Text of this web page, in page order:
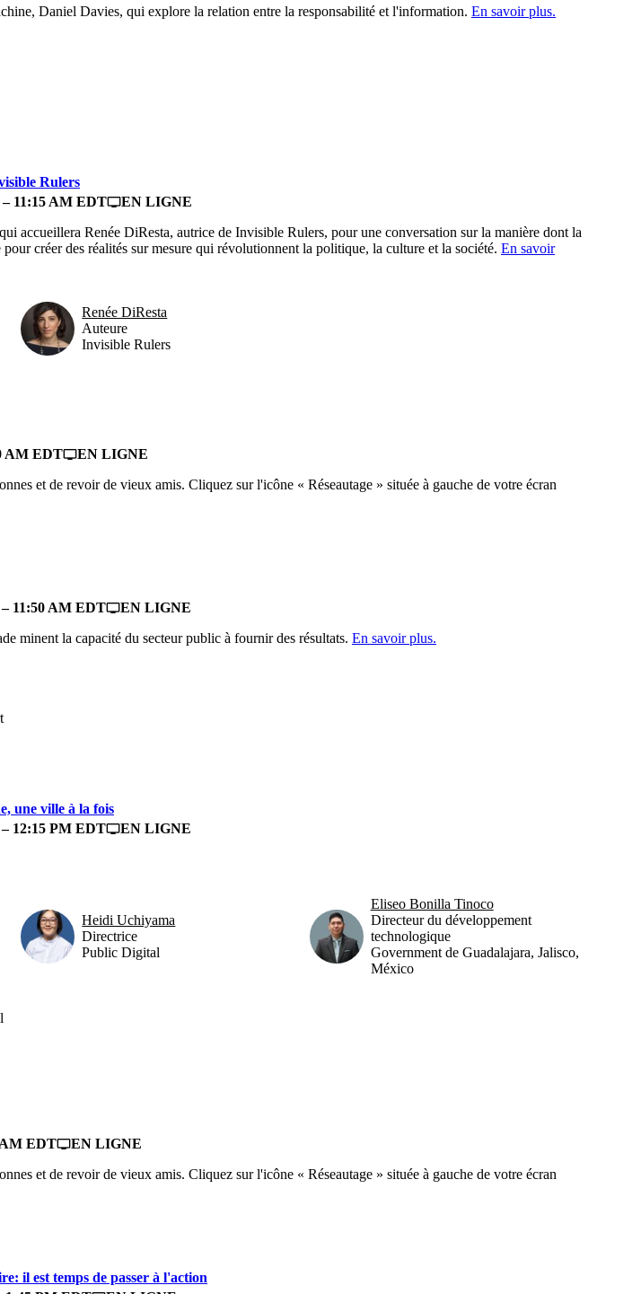
Daniel Davies, qui explore la relation entre la responsabilité et l'information. En savoir plus.
Rulers
11:15 AM EDTpersonal_videoEN LIGNE
accueillera Renée DiResta, autrice de Invisible Rulers, pour une conversation sur la manière dont la
créer des réalités sur mesure qui révolutionnent la politique, la culture et la société. En savoir
Renée DiResta
Auteure
Invisible Rulers
AM EDTpersonal_videoEN LIGNE
et de revoir de vieux amis. Cliquez sur l'icône « Réseautage » située à gauche de votre écran
11:50 AM EDTpersonal_videoEN LIGNE
minent la capacité du secteur public à fournir des résultats. En savoir plus.
une ville à la fois
12:15 PM EDTpersonal_videoEN LIGNE
Heidi Uchiyama
Directrice
Public Digital
Eliseo Bonilla Tinoco
Directeur du développement
technologique
Government de Guadalajara, Jalisco,
México
EDTpersonal_videoEN LIGNE
et de revoir de vieux amis. Cliquez sur l'icône « Réseautage » située à gauche de votre écran
il est temps de passer à l'action